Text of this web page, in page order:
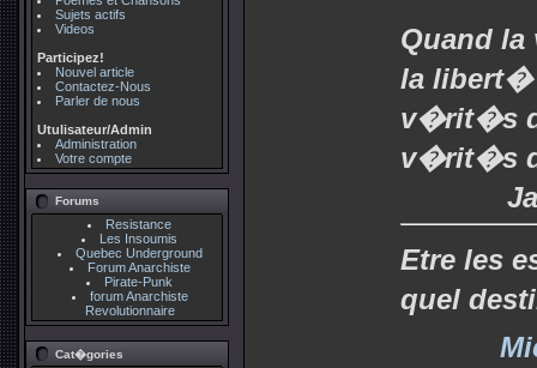
Sujets actifs
Videos
Participez!
Nouvel article
Contactez-Nous
Parler de nous
Utulisateur/Admin
Administration
Votre compte
Forums
Resistance
Les Insoumis
Quebec Underground
Forum Anarchiste
Pirate-Punk
forum Anarchiste
Revolutionnaire
Cat�gories
Quand
la libert�
v�rit�s
v�rit�s
Etre les
quel